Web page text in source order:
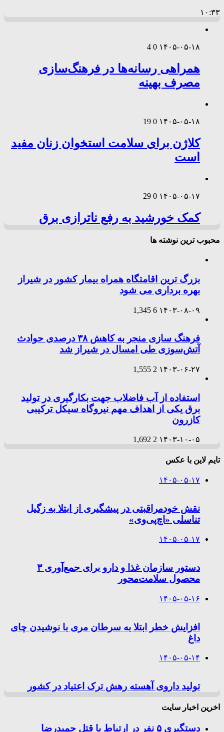
۱۰:۳۳
۱۴۰۵-۰۵-۱۸ 0
4
همراهی رسانه‌ها در فرهنگ‌سازی
مصرف بهینه
۱۴۰۵-۰۵-۱۸ 0
19
کلاژن برای سلامت استخوان زنان مفید
است
۱۴۰۵-۰۵-۱۷ 0
29
کمک خورشید به رفع ناترازی برق
محبوب ترین نوشته ها
بزرگ ترین اقامتگاه همراه بیمار کشور در شیراز
بهره برداری می شود
۱۴۰۳-۰۸-۰۹ 6
1,345
فرهنگ سازی منجر به کاهش ۳۸ درصدی حوادث
آتش‌سوزی طی امسال در شیراز شد
۱۴۰۳-۰۶-۲۷ 2
1,555
استفاده از آب فاضلاب جهت بکارگیری در تولید
برق یکی از اهداف مهم نیروگاه سیکل ترکیبی
کازرون
۱۴۰۳-۱۰-۰۵ 2
1,692
تایم لاین با عکس
۱۴۰۵-۰۵-۱۷
نقش خودمراقبتی در پیشگیری از ابتلا به زگیل
تناسلی «اچ‌پی‌وی»
۱۴۰۵-۰۵-۱۷
دستور سازمان غذا و دارو برای جمع‌آوری ۳
محصول سلامت‌محور
۱۴۰۵-۰۵-۱۶
افزایش خطر ابتلا به سرطان مری با نوشیدن چای
داغ
۱۴۰۵-۰۵-۱۴
تولید داروی آهسته رهش ترک اعتیاد در کشور
اخرین اخبار سایت
دستگیری ۵ نفر در ارتباط با قتل حمیدرضا